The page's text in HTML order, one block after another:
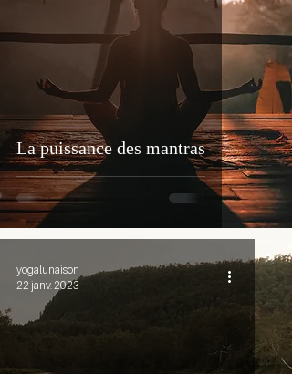
La puissance des mantras
yogalunaison
22 janv. 2023